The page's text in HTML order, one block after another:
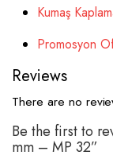
Kumaş
Promosyon
Reviews
There are no
Be the first to
mm – MP 32”